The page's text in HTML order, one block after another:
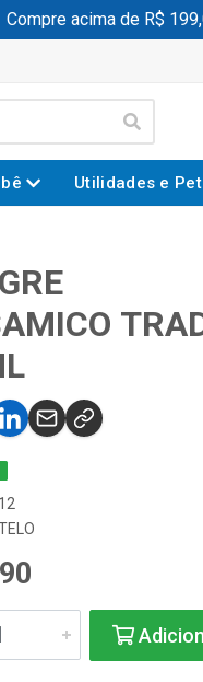
acima de R$
Utilidades e Pet